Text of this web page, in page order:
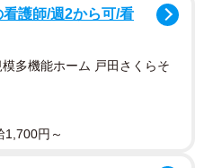
護師/週2から可/看
多機能ホーム 戸田さくらそ
1,700円～